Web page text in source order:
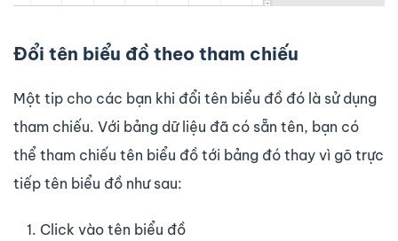
Đổi tên biểu đồ theo tham chiếu
Một tip cho các bạn khi đổi tên biểu đồ đó là sử dụng
tham chiếu. Với bảng dữ liệu đã có sẵn tên, bạn có
thể tham chiếu tên biểu đồ tới bảng đó thay vì gõ trực
tiếp tên biểu đồ như sau:
Click vào tên biểu đồ